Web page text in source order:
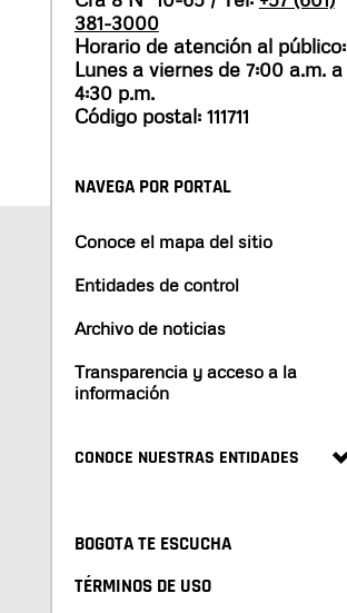
381-3000
Horario de atención al público:
Lunes a viernes de 7:00 a.m. a
4:30 p.m.
Código postal: 111711
NAVEGA POR PORTAL
Conoce el mapa del sitio
Entidades de control
Archivo de noticias
Transparencia y acceso a la
información
CONOCE NUESTRAS ENTIDADES
BOGOTA TE ESCUCHA
TÉRMINOS DE USO